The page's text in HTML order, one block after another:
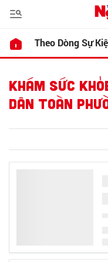
Theo Dòng Sự
KHÁM SỨC
DÂN TOÀN